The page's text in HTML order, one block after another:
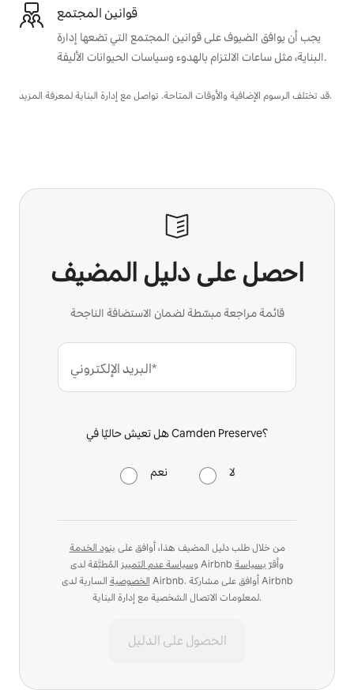
قوانين المجتمع
يجب أن يوافق الضيوف على قوانين المجتمع التي تضعها إدارة
البناية، مثل ساعات الالتزام بالهدوء وسياسات الحيوانات الأليفة.
قد تختلف الرسوم الإضافية والأوقات المتاحة. تواصل مع إدارة البناية لمعرفة المزيد.
احصل على دليل المضيف
قائمة مراجعة مبسّطة لضمان الاستضافة الناجحة
البريد الإلكتروني*
هل تعيش حاليًا في Camden Preserve؟
نعم لا
من خلال طلب دليل المضيف هذا، أوافق على بنود الخدمة
وسياسة عدم التمييز المُطبَّقة لدى Airbnb وأقرّ بسياسة
الخصوصية السارية لدى Airbnb. أوافق على مشاركة Airbnb
لمعلومات الاتصال الشخصية مع إدارة البناية.
الحصول على الدليل